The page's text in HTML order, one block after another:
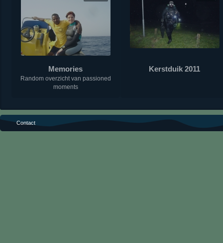
Memories
Random overzicht van passioned
moments
Kerstduik 2011
Contact